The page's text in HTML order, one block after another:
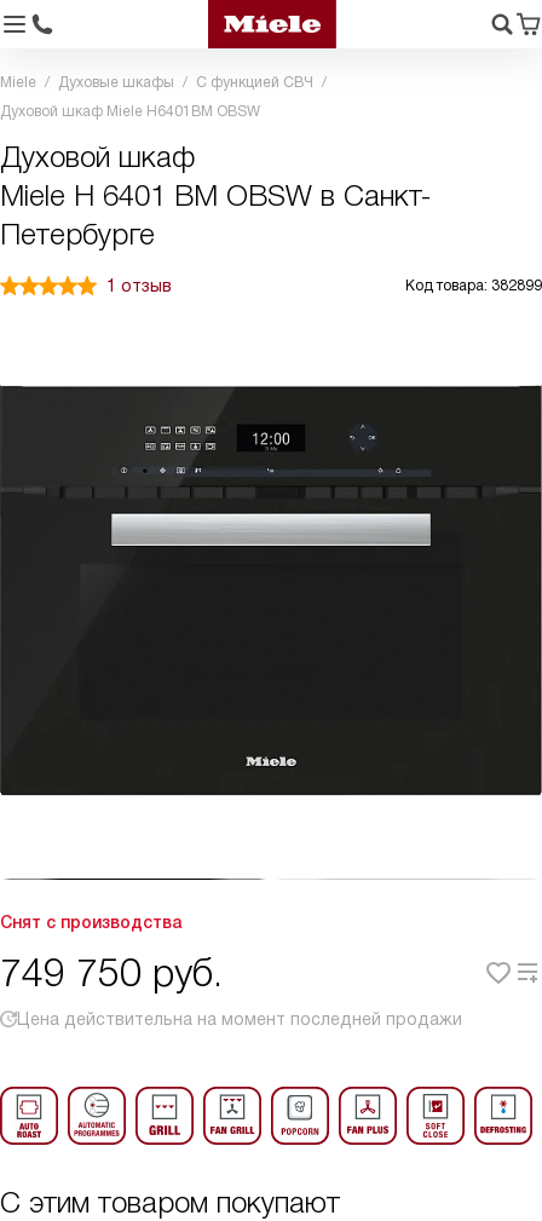
Miele Духовые шкафы
С функцией СВЧ
Духовой шкаф Miele H6401BM OBSW
Духовой шкаф
Miele H 6401 BM OBSW в Санкт-
Петербурге
1 отзыв Код товара: 382899
Снят с производства
749 750 руб.
Цена действительна на момент последней продажи
С этим товаром покупают